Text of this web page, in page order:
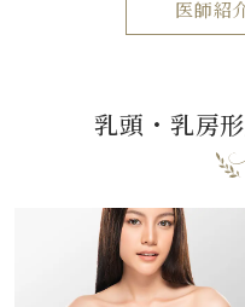
医師紹
乳頭・乳房